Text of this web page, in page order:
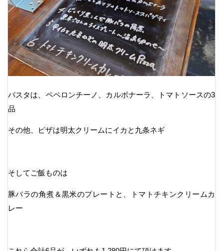
パスタは、ペペロンチーノ、カルボナーラ、トマトソースの3
品
その他、ピザは明太クリームにイカと九条ネギ
そしてご飯ものは
豚バラの角煮＆黒米のプレートと、トマトチキンクリームカ
レー